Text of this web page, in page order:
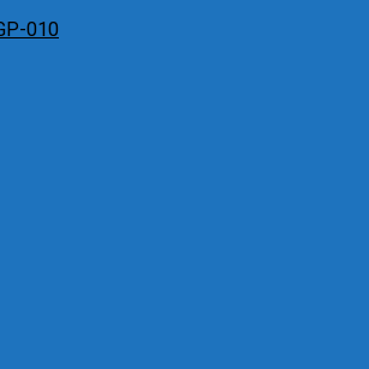
010